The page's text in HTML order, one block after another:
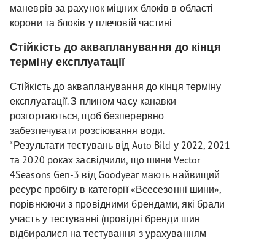
маневрів за рахунок міцних блоків в області
корони та блоків у плечовій частині
Стійкість до аквапланування до кінця
терміну експлуатації
Стійкість до аквапланування до кінця терміну
експлуатації. З плином часу канавки
розгортаються, щоб безперервно
забезпечувати розсіювання води.
*Результати тестувань від Auto Bild у 2022, 2021
та 2020 роках засвідчили, що шини Vector
4Seasons Gen-3 від Goodyear мають найвищий
ресурс пробігу в категорії «Всесезонні шини»,
порівнюючи з провідними брендами, які брали
участь у тестуванні (провідні бренди шин
відбиралися на тестування з урахуванням